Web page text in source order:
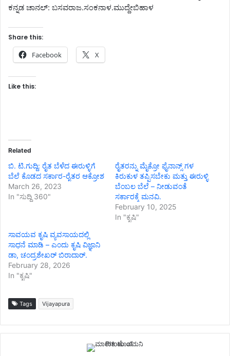
ಕನ್ನಡ ಚಾನಲ್: ಬಸವರಾಜ.ಸಂಕನಾಳ.ಮುದ್ದೇಬಿಹಾಳ
Share this:
Facebook X
Like this:
Related
ಬಿ. ಟಿ.ಗುದ್ದಿ: ರೈತ ಬೆಳೆದ ಈರುಳ್ಳಿಗೆ
ಬೆಲೆ ಕೊಡದ ಸರ್ಕಾರ-ರೈತರ ಆಕ್ರೋಶ
March 26, 2023
In "ಸುದ್ದಿ 360"
ರೈತರನ್ನು ಮೈಕ್ರೋ ಫೈನಾನ್ಸ್ ಗಳ
ಕಿರುಕುಳ ತಪ್ಪಿಸಬೇಕು ಮತ್ತು ಈರುಳ್ಳಿ
ಬೆಂಬಲ ಬೆಲೆ – ನೀಡುವಂತೆ
ಸರ್ಕಾರಕ್ಕೆ ಮನವಿ.
February 10, 2025
In "ಕೃಷಿ"
ಸಾವಯವ ಕೃಷಿ ವ್ಯವಸಾಯದಲ್ಲಿ
ಸಾಧನೆ ಮಾಡಿ – ಎಂದು ಕೃಷಿ ವಿಜ್ಞಾನಿ
ಡಾ, ಚಂದ್ರಶೇಖರ್ ಬಿರಾದಾರ್.
February 28, 2026
In "ಕೃಷಿ"
Tags Vijayapura